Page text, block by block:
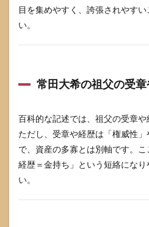
目を集めやすく、誇張されやす
い。
常田大希の祖父の受
百科的な記述では、祖父の受章や
ただし、受章や経歴は「権威性
で、資産の多寡とは別軸です。
経歴＝金持ち」という短絡にな
い。